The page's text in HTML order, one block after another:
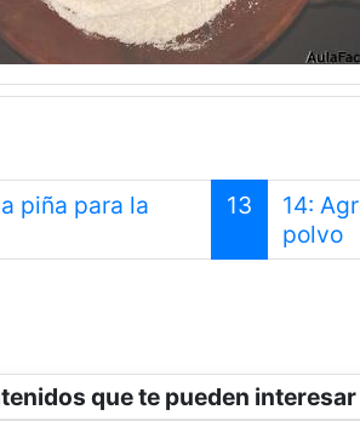
piña para la
13
14:
polvo
que te pueden interesar